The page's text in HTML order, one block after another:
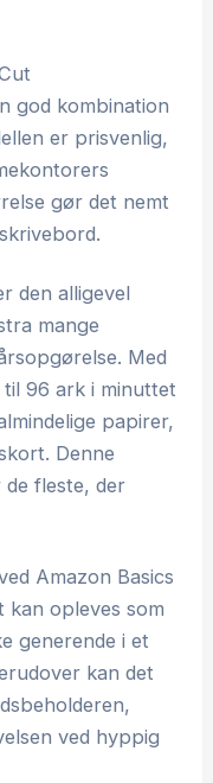
god kombination
er prisvenlig,
gør det nemt
den alligevel
mange
Med
96 ark i minuttet
papirer,
Denne
fleste, der
Amazon Basics
kan opleves som
generende i et
kan det
ved hyppig